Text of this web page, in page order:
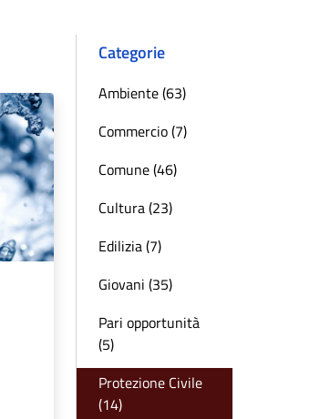
Categorie
Ambiente (63)
Commercio (7)
Comune (46)
Cultura (23)
Edilizia (7)
Giovani (35)
Pari opportunità
(5)
Protezione Civile
(14)